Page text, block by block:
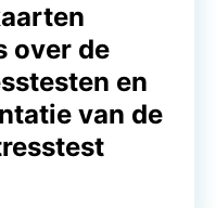
over de
en
van de